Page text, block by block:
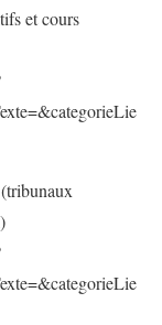
et cours